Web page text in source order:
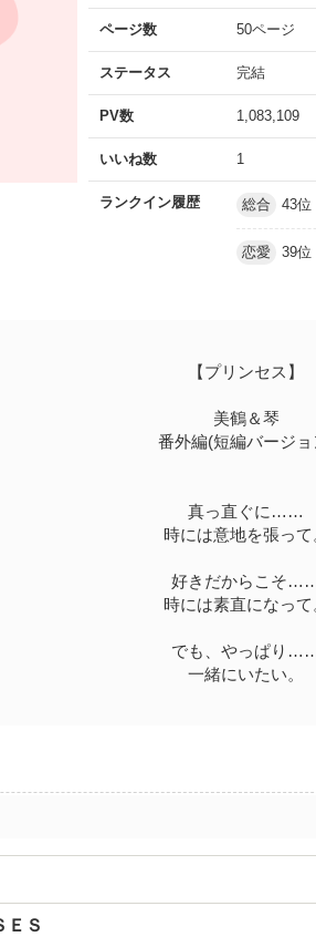
ページ数 50ページ
ステータス 完結
PV数 1,083,109
いいね数 1
ランクイン履歴 総合 43位
恋愛 39位
【プリンセス】
美鶴＆琴
番外編(短編バージョ
真っ直ぐに……
時には意地を張って
好きだからこそ
時には素直になって
でも、やっぱり
一緒にいたい。
Ｓ